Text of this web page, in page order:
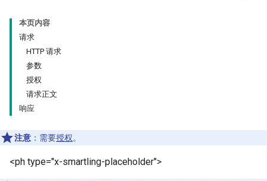
本页内容
请求
HTTP 请求
参数
授权
请求正文
响应
注意 ：需要授权。
<ph type="x-smartling-placeholder">